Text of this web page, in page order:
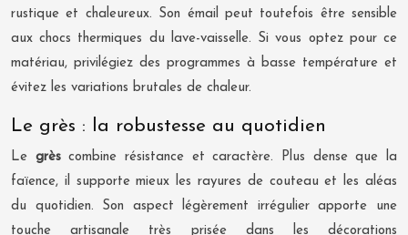
rustique et chaleureux. Son émail peut toutefois être sensible
aux chocs thermiques du lave-vaisselle. Si vous optez pour ce
matériau, privilégiez des programmes à basse température et
évitez les variations brutales de chaleur.
Le grès : la robustesse au quotidien
Le grèscombine résistance et caractère. Plus dense que la
faïence, il supporte mieux les rayures de couteau et les aléas
du quotidien. Son aspect légèrement irrégulier apporte une
touche artisanale très prisée dans les décorations